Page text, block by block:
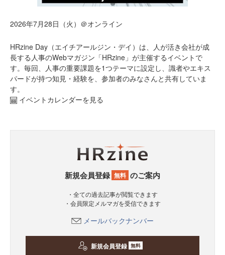
2026年7月28日（火）＠オンライン
HRzine Day（エイチアールジン・デイ）は、人が活き会社が成
長する人事のWebマガジン「HRzine」が主催するイベントで
す。毎回、人事の重要課題を1つテーマに設定し、識者やエキス
パードが持つ知見・経験を、参加者のみなさんと共有していま
す。
イベントカレンダーを見る
新規会員登録 無料 のご案内
・全ての過去記事が閲覧できます
・会員限定メルマガを受信できます
メールバックナンバー
新規会員登録 無料